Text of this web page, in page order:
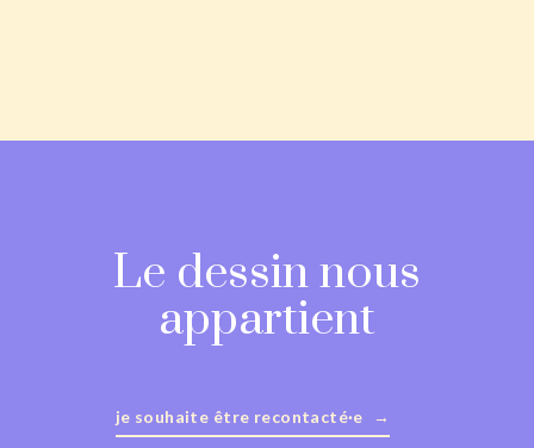
Le dessin nous
appartient
je souhaite être recontacté·e